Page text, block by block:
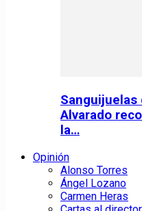
Sanguijuelas
Alvarado
la…
Opinión
Alonso Torres
Ángel Lozano
Carmen Heras